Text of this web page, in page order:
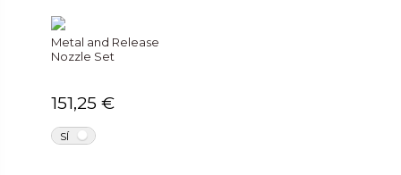
Metal and Release
Nozzle Set
151,25 €
SÍ